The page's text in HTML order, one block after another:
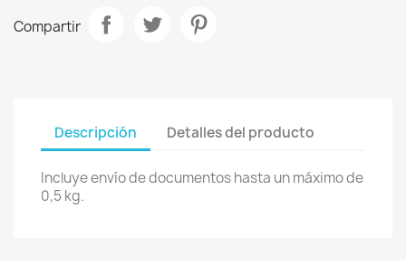
Compartir
Descripción Detalles del producto
Incluye envío de documentos hasta un máximo de
0,5 kg.